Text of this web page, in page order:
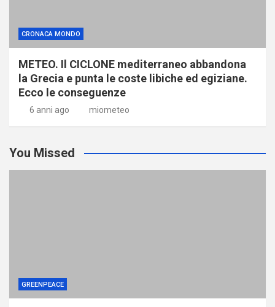
CRONACA MONDO
METEO. Il CICLONE mediterraneo abbandona
la Grecia e punta le coste libiche ed egiziane.
Ecco le conseguenze
6 anni ago miometeo
You Missed
GREENPEACE